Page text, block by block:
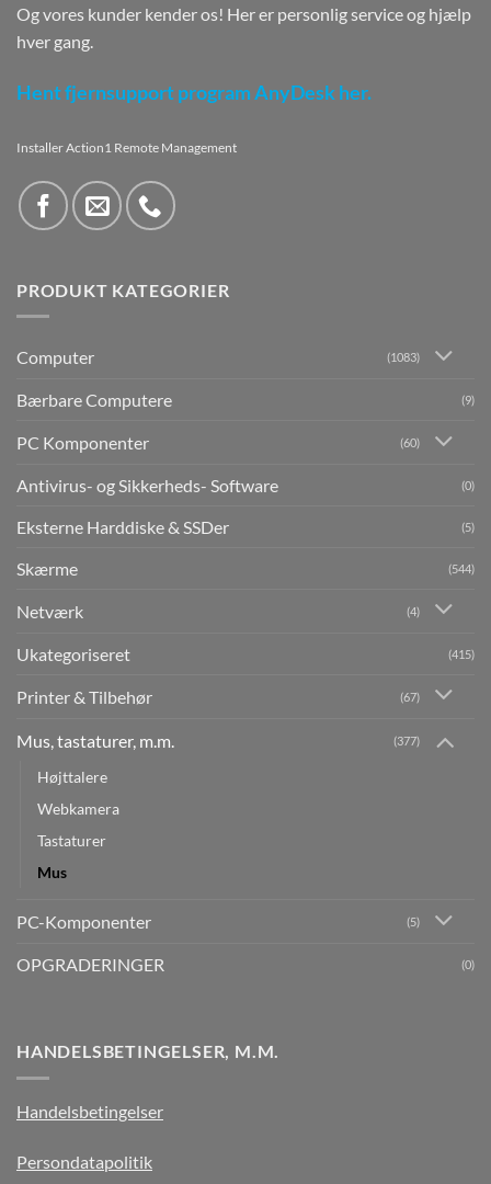
Og vores kunder kender os! Her er personlig service og hjælp
hver gang.
Hent fjernsupport program AnyDesk her.
Installer Action1 Remote Management
PRODUKT KATEGORIER
Computer (1083)
Bærbare Computere (9)
PC Komponenter (60)
Antivirus- og Sikkerheds- Software (0)
Eksterne Harddiske & SSDer (5)
Skærme (544)
Netværk (4)
Ukategoriseret (415)
Printer & Tilbehør (67)
Mus, tastaturer, m.m. (377)
Højttalere
Webkamera
Tastaturer
Mus
PC-Komponenter (5)
OPGRADERINGER (0)
HANDELSBETINGELSER, M.M.
Handelsbetingelser
Persondatapolitik